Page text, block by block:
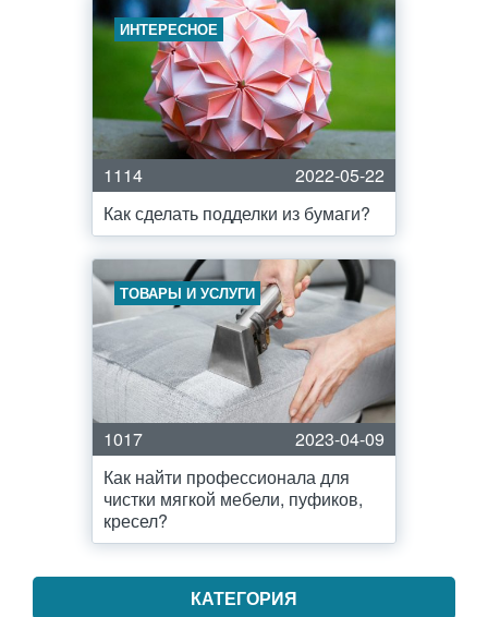
ИНТЕРЕСНОЕ
1114
2022-05-22
Как сделать подделки из бумаги?
ТОВАРЫ И УСЛУГИ
1017
2023-04-09
Как найти профессионала для
чистки мягкой мебели, пуфиков,
кресел?
КАТЕГОРИЯ